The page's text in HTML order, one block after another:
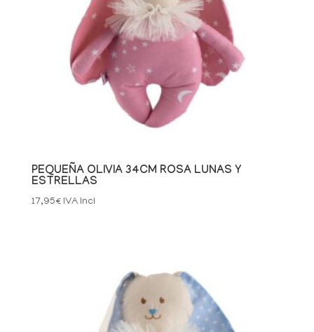
PEQUEÑA OLIVIA 34CM ROSA LUNAS Y
ESTRELLAS
17,95€ IVA Incl